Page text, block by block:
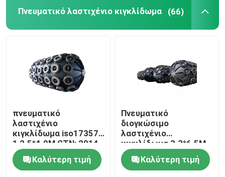
Πνευματικό λαστιχένιο κιγκλίδωμα (66)
πνευματικό
λαστιχένιο
κιγκλίδωμα iso17357-
1 2.5*4.0M CTN: 2014
με τη βαλβίδα
ασφάλειας
Καλύτερη τιμή
Πνευματικό
διογκώσιμο
λαστιχένιο
κιγκλίδωμα 3.3*6.5M
80kPa ISO17357
1:2014 για τις
διαδικασίες STS
Καλύτερη τιμή